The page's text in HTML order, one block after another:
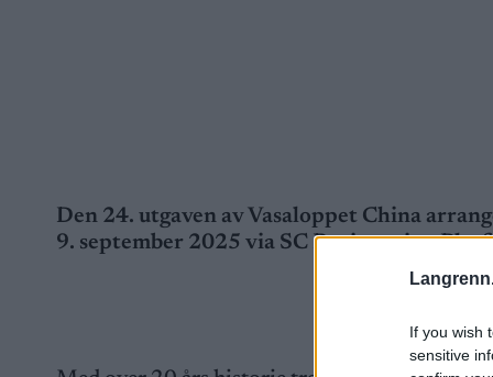
If you wish
sensitive
Den 24. utgaven av Vasaloppet China
9. september 2025 via SC Registration